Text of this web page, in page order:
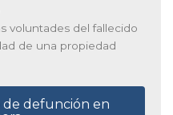
voluntades del fallecido
de una propiedad
de defunción en